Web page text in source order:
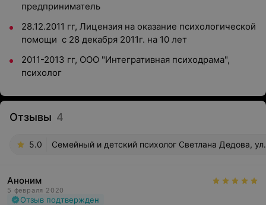
предприниматель
28.12.2011 гг, Лицензия на оказание психологической
помощи с 28 декабря 2011г. на 10 лет
2011-2013 гг, ООО "Интегративная психодрама",
психолог
Отзывы 4
5.0 Семейный и детский психолог Светлана Дедова,
Аноним
5 февраля 2020
Отзыв подтвержден